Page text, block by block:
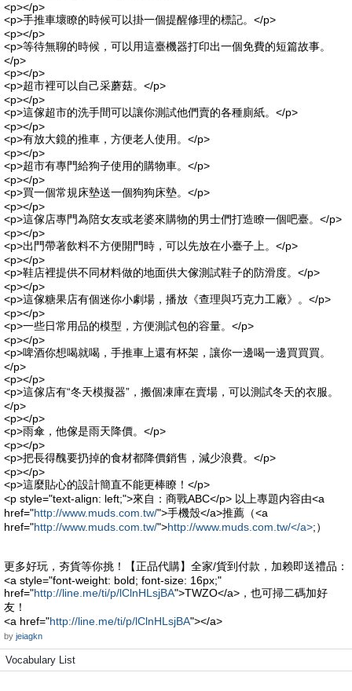
<p></p>
<p>手推車壞瞭的時候可以掛一個提醒修理的標記。</p>
<p></p>
<p>等待無聊的時候，可以用這臺機器打印出一個免費的短篇故事。
</p>
<p></p>
<p>超市裡可以自己采蘑菇。</p>
<p></p>
<p>這傢超市的洗手間可以讓你測試他們賣的各種廁紙。</p>
<p></p>
<p>有放大鏡的推車，方便老人使用。</p>
<p></p>
<p>超市有專門給狗子使用的購物車。</p>
<p></p>
<p>買一個常規床墊送一個狗狗床墊。</p>
<p></p>
<p>這傢店專門為陪女友或老婆來購物的男士們打造瞭一個吧臺。</p>
<p></p>
<p>出門帶著飲料不方便開門時，可以先放在小臺子上。</p>
<p></p>
<p>鞋店裡提供不同材料做的地面供大傢測試鞋子的防滑度。</p>
<p></p>
<p>這傢糖果店有個迷你小劇場，播放《查理與巧克力工廠》。</p>
<p></p>
<p>一些日常用品的模型，方便測試包的容量。</p>
<p></p>
<p>啤酒你想喝就喝，手推車上還有杯架，讓你一邊喝一邊買買買。
</p>
<p></p>
<p>這傢店有“冬天模擬器”，搬個凍庫在賣場，可以測試冬天的衣服。
</p>
<p></p>
<p>雨傘，他傢是雨天降價。</p>
<p></p>
<p>把長得醜要扔掉的食材都降價銷售，減少浪費。</p>
<p></p>
<p>這麼貼心的設計簡直不能更棒瞭！</p>
<p style="text-align: left;">來自：商戰ABC</p> 以上專題内容由<a
href="http://www.muds.com.tw/">手機殼</a>推薦（<a
href="http://www.muds.com.tw/">http://www.muds.com.tw/</a>;）
更多好玩，夯貨等你挑！【正品代購】全家/貨到付款，加赖即送禮品：
<a style="font-weight: bold; font-size: 16px;"
href="http://line.me/ti/p/lClnHLsjBA">TWZO</a>，也可掃二碼加好
友！
<a href="http://line.me/ti/p/lClnHLsjBA"></a>
by jeiagkn
Vocabulary List